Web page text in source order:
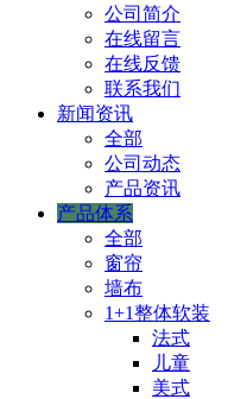
公司简介
在线留言
在线反馈
联系我们
新闻资讯
全部
公司动态
产品资讯
产品体系
全部
窗帘
墙布
1+1整体软装
法式
儿童
美式